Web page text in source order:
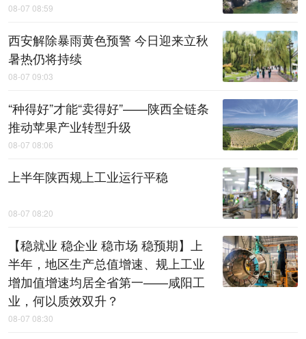
08-07 08:59
西安解除暴雨黄色预警 今日迎来立秋
暑热仍将持续
08-07 09:03
“种得好”才能“卖得好”——陕西全链条
推动苹果产业转型升级
08-07 08:06
上半年陕西规上工业运行平稳
08-07 08:20
【稳就业 稳企业 稳市场 稳预期】上
半年，地区生产总值增速、规上工业
增加值增速均居全省第一——咸阳工
业，何以质效双升？
08-07 08:30